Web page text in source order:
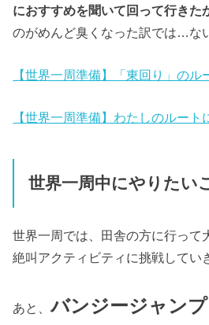
におすすめを聞いて回って行きた
のがめんど臭くなった訳では…な
【世界一周準備】「東回り」のル
【世界一周準備】わたしのルート
世界一周中にやりたい
世界一周では、田舎の方に行って
絶叫アクティビティに挑戦してい
あと、バンジージャン